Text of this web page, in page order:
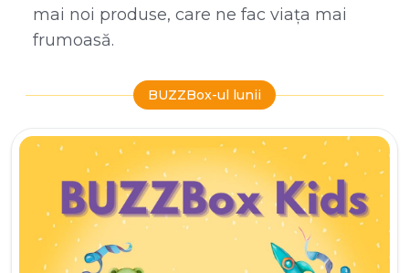
mai noi produse, care ne fac viața mai
frumoasă.
BUZZBox-ul lunii